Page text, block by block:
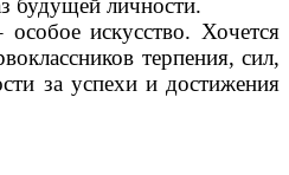
будущей личности.
искусство. Хочется
терпения, сил,
за успехи и достижения